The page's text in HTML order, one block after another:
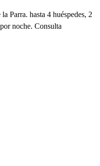
Parra. hasta 4 huéspedes, 2
noche. Consulta